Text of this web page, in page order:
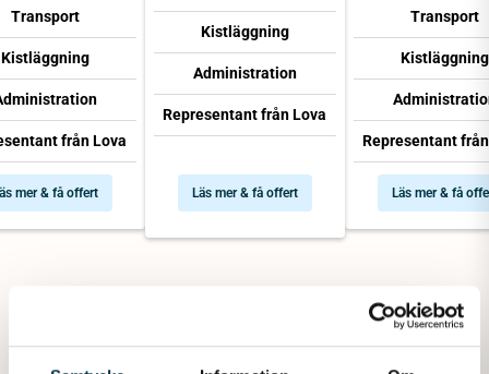
Transport
Kistläggning
från Lova
mer & få offert
Kistläggning
Administration
Representant från Lova
Läs mer & få offert
Transport
Kistläggning
Representant
Läs mer & få